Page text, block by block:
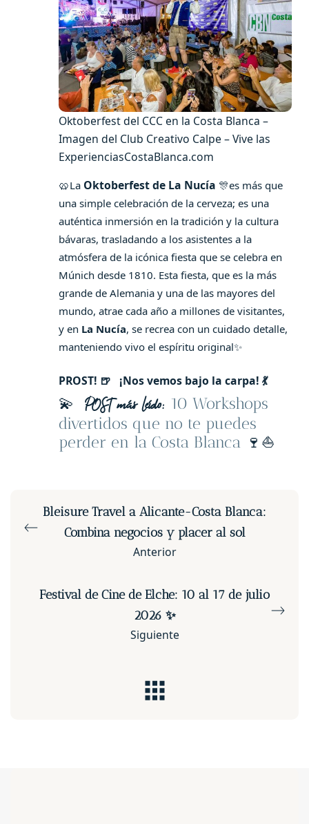
Oktoberfest del CCC en la Costa Blanca –
Imagen del Club Creativo Calpe – Vive las
ExperienciasCostaBlanca.com
🥨La Oktoberfest de La Nucía 🎊es más que
una simple celebración de la cerveza; es una
auténtica inmersión en la tradición y la cultura
bávaras, trasladando a los asistentes a la
atmósfera de la icónica fiesta que se celebra en
Múnich desde 1810. Esta fiesta, que es la más
grande de Alemania y una de las mayores del
mundo, atrae cada año a millones de visitantes,
y en La Nucía, se recrea con un cuidado detalle,
manteniendo vivo el espíritu original✨
PROST! 🍺 ¡Nos vemos bajo la carpa! 💃
💫 POST más leído: 10 Workshops
divertidos que no te puedes
perder en la Costa Blanca 🍷⛵️
Bleisure Travel a Alicante-Costa Blanca:
Combina negocios y placer al sol
Anterior
Festival de Cine de Elche: 10 al 17 de julio
2026 ✨
Siguiente